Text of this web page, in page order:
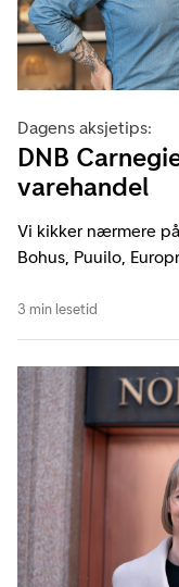
Dagens aksjetips:
DNB
varehandel
Vi kikker nærmere
Bohus, Puuilo,
3 min lesetid